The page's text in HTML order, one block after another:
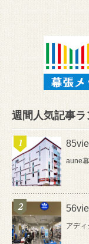
週間人気記事ラ
aune
アデ